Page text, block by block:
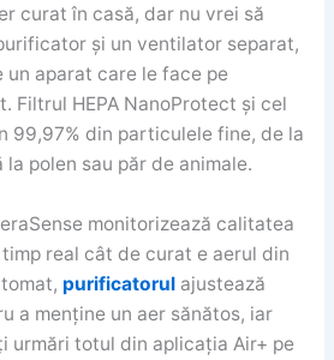
curat în casă, dar nu vrei să
și un ventilator separat,
un aparat care le face pe
Filtrul HEPA NanoProtect și cel
99,97% din particulele fine, de la
polen sau păr de animale.
monitorizează calitatea
real cât de curat e aerul din
purificatorulajustează
a menține un aer sănătos, iar
urmări totul din aplicația Air+ pe